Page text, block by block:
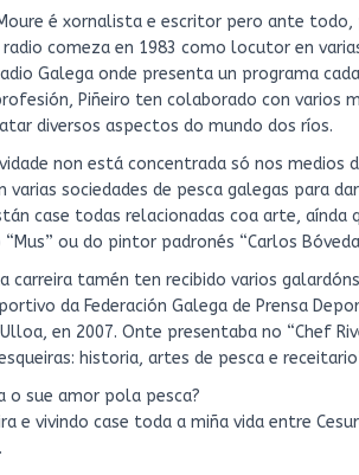
é xornalista e escritor pero ante todo,
comeza en 1983 como locutor en
Galega onde presenta un programa
Piñeiro ten colaborado con varios
diversos aspectos do mundo dos ríos.
non está concentrada só nos medios
varias sociedades de pesca galegas para
case todas relacionadas coa arte,
ou do pintor padronés “Carlos
carreira tamén ten recibido varios
da Federación Galega de Prensa
en 2007. Onte presentaba no “Chef
historia, artes de pesca e
o sue amor pola pesca?
e vivindo case toda a miña vida entre